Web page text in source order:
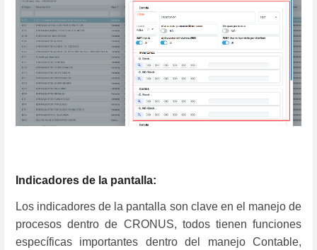
Indicadores de la pantalla:
Los indicadores de la pantalla son clave en el manejo de
procesos dentro de CRONUS, todos tienen funciones
específicas importantes dentro del manejo Contable,